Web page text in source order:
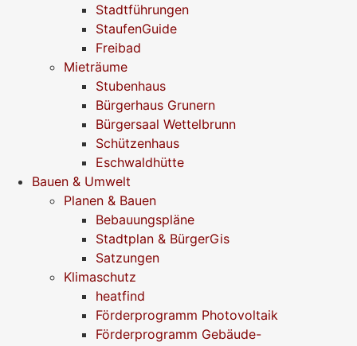
Stadtführungen
StaufenGuide
Freibad
Mieträume
Stubenhaus
Bürgerhaus Grunern
Bürgersaal Wettelbrunn
Schützenhaus
Eschwaldhütte
Bauen & Umwelt
Planen & Bauen
Bebauungspläne
Stadtplan & BürgerGis
Satzungen
Klimaschutz
heatfind
Förderprogramm Photovoltaik
Förderprogramm Gebäude-